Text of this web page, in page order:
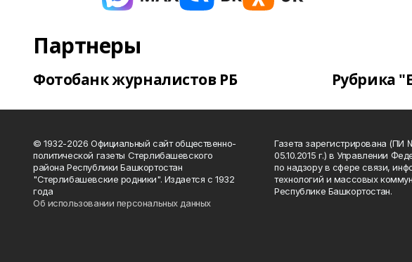
Партнеры
Фотобанк журналистов РБ Рубрика
© 1932-2026 Официальный сайт общественно-
политической газеты Стерлибашевского
района Республики Башкортостан
"Стерлибашевские родники". Издается с 1932
года
Об использовании персональных данных
Газета зарегистрирована (ПИ
05.10.2015 г.) в Управлении
по надзору в сфере связи,
технологий и массовых
Республике Башкортостан.